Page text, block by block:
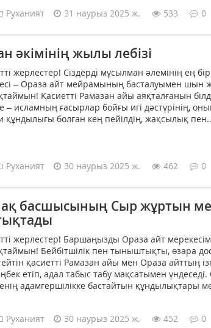
Руханият 31 наурыз 2025 ж. 533 0
әкімінің жылы лебізі
жерлестер! Сіздерді мұсылман әлемінің ең бір
– Ораза айт мейрамының басталуымен шын
Қасиетті Рамазан айы аяқталғанын
– исламның ғасырлар бойғы игі дәстүрінің,
құндылығы болған кең пейілдің, жақсылық
Руханият 30 наурыз 2025 ж. 462 0
басшысының Сыр жұртын
жерлестер! Баршаңызды Ораза айт
Бейбітшілік пен тыныштықты, өзара
қасиетті Рамазан айы мен Ораза айттың
етіп, адал табыс табу мақсатымен
адамгершілікке бастайтын құндылықтары
Руханият 30 наурыз 2025 ж. 452 0